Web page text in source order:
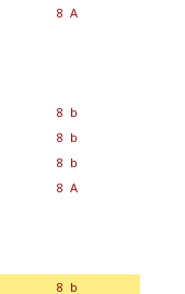
8 A
8 b
8 b
8 b
8 A
8 b